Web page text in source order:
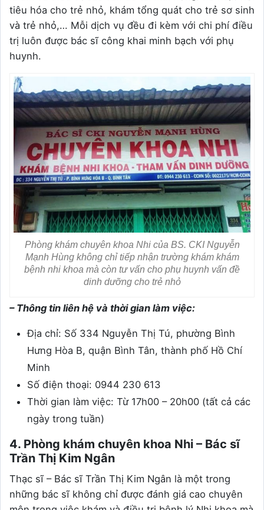
tiêu hóa cho trẻ nhỏ, khám tổng quát cho trẻ sơ sinh
và trẻ nhỏ,… Mỗi dịch vụ đều đi kèm với chi phí điều
trị luôn được bác sĩ công khai minh bạch với phụ
huynh.
Phòng khám chuyên khoa Nhi của BS. CKI Nguyễn
Mạnh Hùng không chỉ tiếp nhận trường khám khám
bệnh nhi khoa mà còn tư vấn cho phụ huynh vấn đề
dinh dưỡng cho trẻ nhỏ
– Thông tin liên hệ và thời gian làm việc:
Địa chỉ: Số 334 Nguyễn Thị Tú, phường Bình
Hưng Hòa B, quận Bình Tân, thành phố Hồ Chí
Minh
Số điện thoại: 0944 230 613
Thời gian làm việc: Từ 17h00 – 20h00 (tất cả các
ngày trong tuần)
4. Phòng khám chuyên khoa Nhi – Bác sĩ
Trần Thị Kim Ngân
Thạc sĩ – Bác sĩ Trần Thị Kim Ngân là một trong
những bác sĩ không chỉ được đánh giá cao chuyên